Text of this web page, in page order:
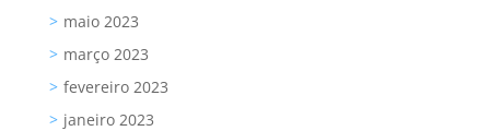
maio 2023
março 2023
fevereiro 2023
janeiro 2023